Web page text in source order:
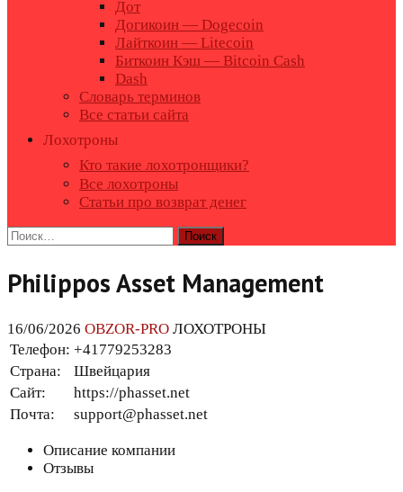
Дот
Догикоин — Dogecoin
Лайткоин — Litecoin
Биткоин Кэш — Bitcoin Cash
Dash
Словарь терминов
Все статьи сайта
Лохотроны
Кто такие лохотронщики?
Все лохотроны
Статьи про возврат денег
Найти:
Philippos Asset Management
16/06/2026 OBZOR-PRO ЛОХОТРОНЫ
Телефон: +41779253283
Страна:
Швейцария
Сайт:
https://phasset.net
Почта:
support@phasset.net​
Описание компании
Отзывы